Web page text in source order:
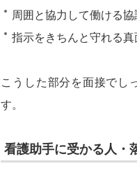
周囲と協力して働ける協
指示をきちんと守れる真
こうした部分を面接でし
す。
看護助手に受かる人・